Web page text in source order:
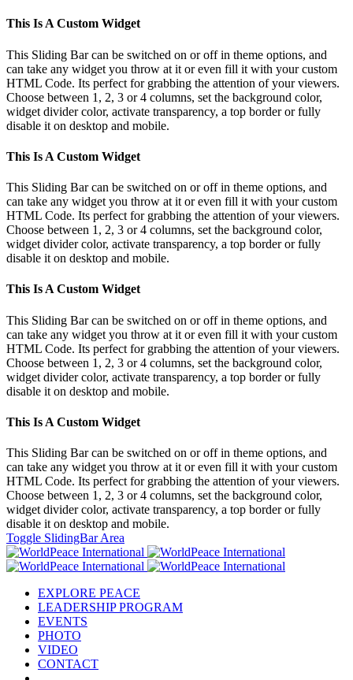
This Is A Custom Widget
This Sliding Bar can be switched on or off in theme options, and
can take any widget you throw at it or even fill it with your custom
HTML Code. Its perfect for grabbing the attention of your viewers.
Choose between 1, 2, 3 or 4 columns, set the background color,
widget divider color, activate transparency, a top border or fully
disable it on desktop and mobile.
This Is A Custom Widget
This Sliding Bar can be switched on or off in theme options, and
can take any widget you throw at it or even fill it with your custom
HTML Code. Its perfect for grabbing the attention of your viewers.
Choose between 1, 2, 3 or 4 columns, set the background color,
widget divider color, activate transparency, a top border or fully
disable it on desktop and mobile.
This Is A Custom Widget
This Sliding Bar can be switched on or off in theme options, and
can take any widget you throw at it or even fill it with your custom
HTML Code. Its perfect for grabbing the attention of your viewers.
Choose between 1, 2, 3 or 4 columns, set the background color,
widget divider color, activate transparency, a top border or fully
disable it on desktop and mobile.
This Is A Custom Widget
This Sliding Bar can be switched on or off in theme options, and
can take any widget you throw at it or even fill it with your custom
HTML Code. Its perfect for grabbing the attention of your viewers.
Choose between 1, 2, 3 or 4 columns, set the background color,
widget divider color, activate transparency, a top border or fully
disable it on desktop and mobile.
Toggle SlidingBar Area
EXPLORE PEACE
LEADERSHIP PROGRAM
EVENTS
PHOTO
VIDEO
CONTACT